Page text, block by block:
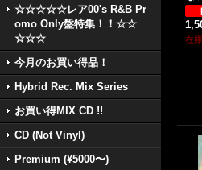
☆☆☆☆☆レア00's R&B Pr
omo Only盤特集！！☆☆
☆☆☆
今月のお買い得品！
Hybrid Rec. Mix Series
お買い得MIX CD !!
CD (Not Vinyl)
Premium (¥5000〜)
在